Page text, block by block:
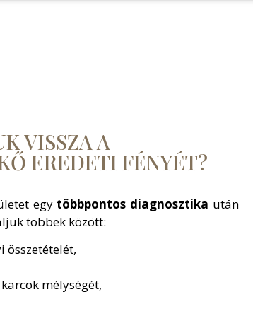
VISSZA A
EREDETI FÉNYÉT?
egy többpontos diagnosztika után
többek között:
összetételét,
mélységét,